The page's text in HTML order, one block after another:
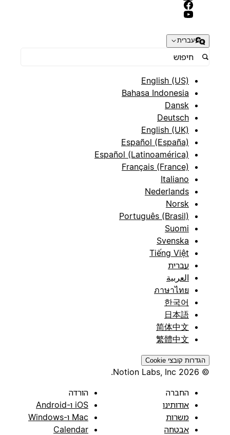
עברית
English (US)
Bahasa Indonesia
Dansk
Deutsch
English (UK)
Español (España)
Español (Latinoamérica)
Français (France)
Italiano
Nederlands
Norsk
Português (Brasil)
Suomi
Svenska
Tiếng Việt
עברית
العربية
ภาษาไทย
한국어
日本語
简体中文
繁體中文
הגדרות קובצי Cookie
החברה
אודותינו
משרות
אבטחה
הורדה
iOS ו-Android
Mac ו-Windows
Calendar